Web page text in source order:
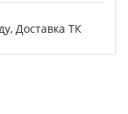
Доставка ТК